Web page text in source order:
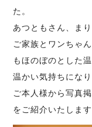
た。
あつともさん、ま
ご家族とワンちゃ
もほのぼのとした
温かい気持ちになり
ご本人様から写真
をご紹介いたします